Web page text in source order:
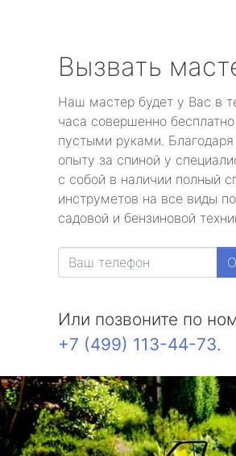
Вызвать
Наш мастер будет у Вас в
часа совершенно
пустыми руками.
опыту за спиной у
с собой в наличии полный
инструметов на все виды
садовой и бензиновой
Или позвоните по
+7 (499) 113-44-73.